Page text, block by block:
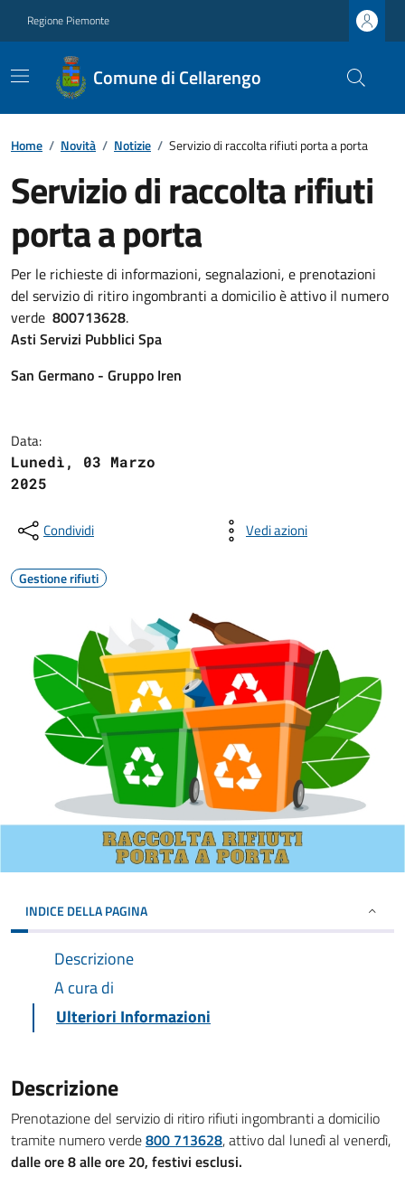
Regione Piemonte
Comune di Cellarengo
Home / Novità / Notizie / Servizio di raccolta rifiuti porta a porta
Servizio di raccolta rifiuti
porta a porta
Per le richieste di informazioni, segnalazioni, e prenotazioni
del servizio di ritiro ingombranti a domicilio è attivo il numero
verde 800713628.
Asti Servizi Pubblici Spa
San Germano - Gruppo Iren
Data:
Lunedì, 03 Marzo
2025
Condividi Vedi azioni
Gestione rifiuti
INDICE DELLA PAGINA
Descrizione
A cura di
Ulteriori Informazioni
Descrizione
Prenotazione del servizio di ritiro rifiuti ingombranti a domicilio
tramite numero verde800 713628, attivo dal lunedì al venerdì,
dalle ore 8 alle ore 20, festivi esclusi.